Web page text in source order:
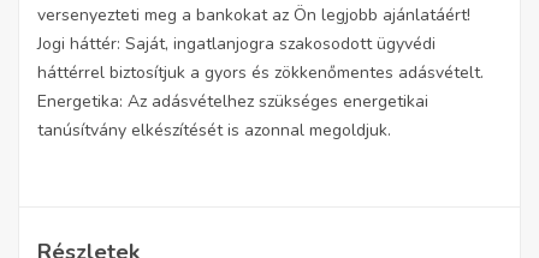
versenyezteti meg a bankokat az Ön legjobb ajánlatáért!
Jogi háttér: Saját, ingatlanjogra szakosodott ügyvédi
háttérrel biztosítjuk a gyors és zökkenőmentes adásvételt.
Energetika: Az adásvételhez szükséges energetikai
tanúsítvány elkészítését is azonnal megoldjuk.